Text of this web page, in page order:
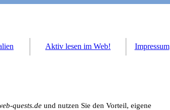
Aktiv lesen im Web! Impressum
quests.deund nutzen Sie den Vorteil, eigene